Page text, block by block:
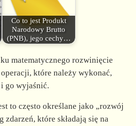
Co to jest Produkt
Narodowy Brutto
(PNB), jego cechy…
matematycznego rozwinięcie
które należy wykonać,
go wyjaśnić.
to często określane jako „rozwój
zdarzeń, które składają się na